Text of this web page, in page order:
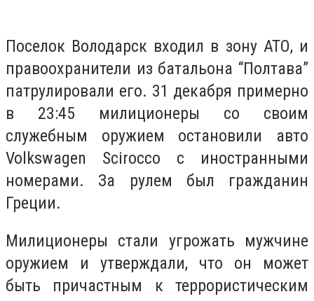
Поселок Володарск входил в зону АТО, и
правоохранители из батальона “Полтава”
патрулировали его. 31 декабря примерно
в 23:45 милиционеры со своим
служебным оружием остановили авто
Volkswagen Scirocco с иностранными
номерами. За рулем был гражданин
Греции.
Милиционеры стали угрожать мужчине
оружием и утверждали, что он может
быть причастным к террористическим